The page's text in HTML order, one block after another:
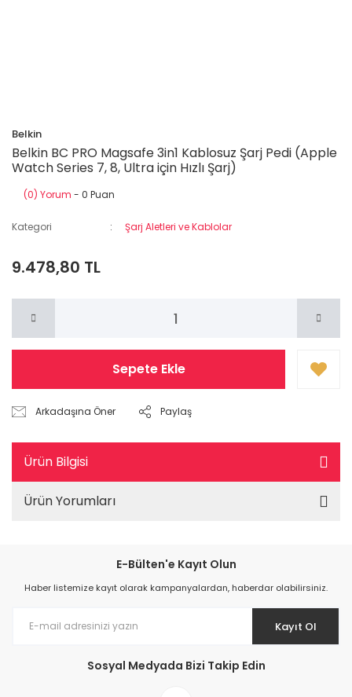
Belkin
Belkin BC PRO Magsafe 3in1 Kablosuz Şarj Pedi (Apple
Watch Series 7, 8, Ultra için Hızlı Şarj)
(0) Yorum - 0 Puan
Kategori Şarj Aletleri ve Kablolar
9.478,80 TL
Sepete Ekle
Arkadaşına Öner Paylaş
Ürün Bilgisi
Ürün Yorumları
E-Bülten'e Kayıt Olun
Haber listemize kayıt olarak kampanyalardan, haberdar olabilirsiniz.
Kayıt Ol
Sosyal Medyada Bizi Takip Edin